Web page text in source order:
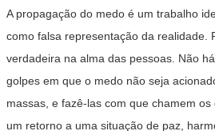
A propagação do medo é um trabalho
como falsa representação da realidade.
verdadeira na alma das pessoas. Não
golpes em que o medo não seja
massas, e fazê-las com que chamem
um retorno a uma situação de paz,